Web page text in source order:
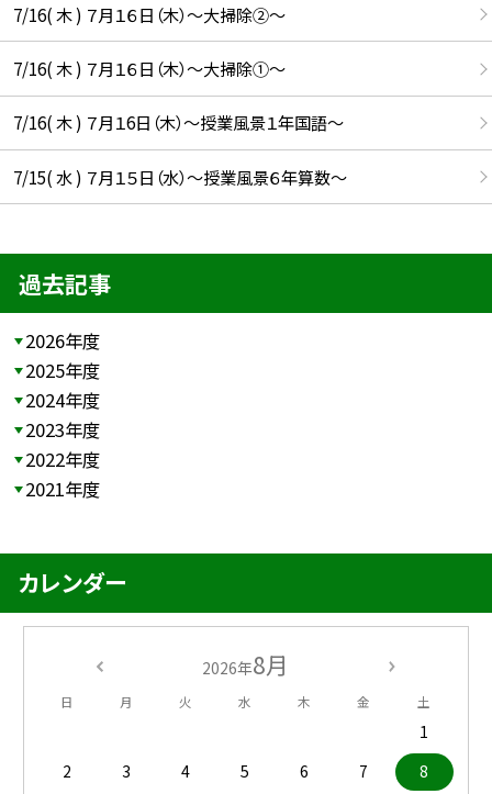
7/16( 木 ) ７月１６日（木）～大掃除②～
7/16( 木 ) ７月１６日（木）～大掃除①～
7/16( 木 ) ７月１6日（木）～授業風景１年国語～
7/15( 水 ) ７月１５日（水）～授業風景６年算数～
過去記事
2026年度
2025年度
2024年度
2023年度
2022年度
2021年度
カレンダー
2026年8月
日 月 火 水 木 金 土
1
2
3 4 5 6 7
8